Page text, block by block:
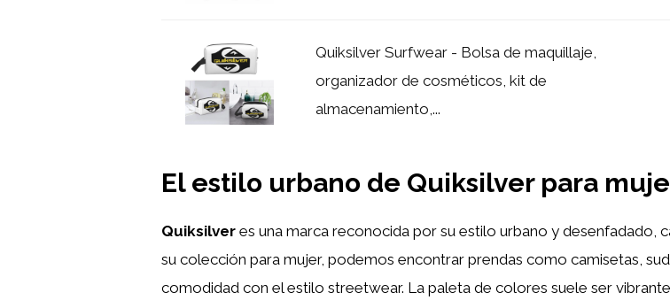
Quiksilver Surfwear - Bolsa de maquillaje,
organizador de cosméticos, kit de
almacenamiento,...
El estilo urbano de Quiksilver para
Quiksilver es una marca reconocida por su estilo urbano y desenfadado,
su colección para mujer, podemos encontrar prendas como camisetas,
comodidad con el estilo streetwear. La paleta de colores suele ser